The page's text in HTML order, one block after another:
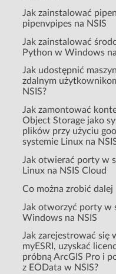
Jak zainstalować
pipenvpipes na NSIS
Jak zainstalować
Python w Windows
Jak udostępnić
zdalnym
NSIS?
Jak zamontować
Object Storage jako
plików przy użyciu
systemie Linux na
Jak otwierać porty w
Linux na NSIS Cloud
Co można zrobić dalej
Jak otworzyć porty w
Windows na NSIS
Jak zarejestrować się
myESRI, uzyskać
próbną ArcGIS Pro i
z EOData w NSIS?